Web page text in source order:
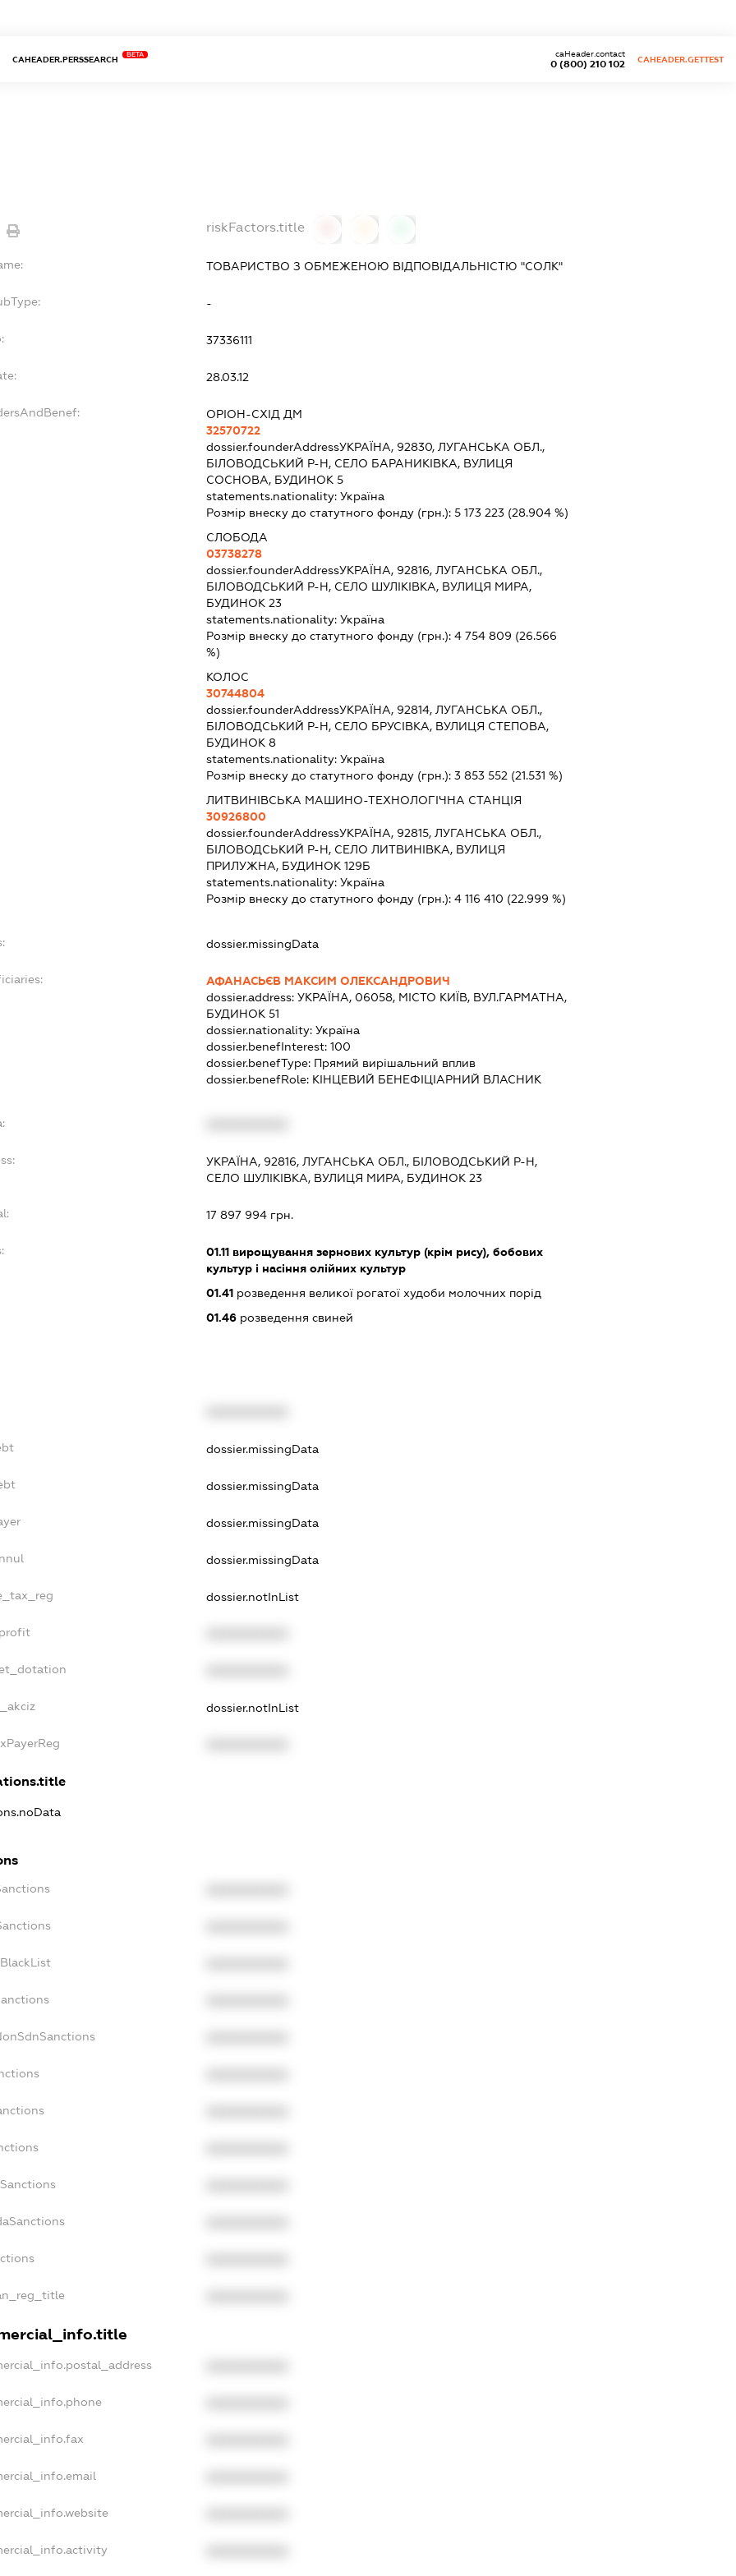
CAHEADER.PERSSEARCH
BETA
0 (800) 210 102
caHeader.contact
CAHEADER.GETTEST
riskFactors.title
ТОВАРИСТВО З ОБМЕЖЕНОЮ ВІДПОВІДАЛЬНІСТЮ "СОЛК"
-
37336111
28.03.12
ОРІОН-СХІД ДМ
32570722
dossier.founderAddressУКРАЇНА, 92830, ЛУГАНСЬКА ОБЛ.,
БІЛОВОДСЬКИЙ Р-Н, СЕЛО БАРАНИКІВКА, ВУЛИЦЯ
СОСНОВА, БУДИНОК 5
statements.nationality: Україна
Розмір внеску до статутного фонду (грн.): 5 173 223(28.904 %)
СЛОБОДА
03738278
dossier.founderAddressУКРАЇНА, 92816, ЛУГАНСЬКА ОБЛ.,
БІЛОВОДСЬКИЙ Р-Н, СЕЛО ШУЛІКІВКА, ВУЛИЦЯ МИРА,
БУДИНОК 23
statements.nationality: Україна
Розмір внеску до статутного фонду (грн.): 4 754 809 (26.566
%)
КОЛОС
30744804
dossier.founderAddressУКРАЇНА, 92814, ЛУГАНСЬКА ОБЛ.,
БІЛОВОДСЬКИЙ Р-Н, СЕЛО БРУСІВКА, ВУЛИЦЯ СТЕПОВА,
БУДИНОК 8
statements.nationality: Україна
Розмір внеску до статутного фонду (грн.): 3 853 552 (21.531 %)
ЛИТВИНІВСЬКА МАШИНО-ТЕХНОЛОГІЧНА СТАНЦІЯ
30926800
dossier.founderAddressУКРАЇНА, 92815, ЛУГАНСЬКА ОБЛ.,
БІЛОВОДСЬКИЙ Р-Н, СЕЛО ЛИТВИНІВКА, ВУЛИЦЯ
ПРИЛУЖНА, БУДИНОК 129Б
statements.nationality: Україна
Розмір внеску до статутного фонду (грн.): 4 116 410 (22.999 %)
dossier.missingData
АФАНАСЬЄВ МАКСИМ ОЛЕКСАНДРОВИЧ
dossier.address: УКРАЇНА, 06058, МІСТО КИЇВ, ВУЛ.ГАРМАТНА,
БУДИНОК 51
dossier.nationality: Україна
dossier.benefInterest: 100
dossier.benefType: Прямий вирішальний вплив
dossier.benefRole: КІНЦЕВИЙ БЕНЕФІЦІАРНИЙ ВЛАСНИК
УКРАЇНА, 92816, ЛУГАНСЬКА ОБЛ., БІЛОВОДСЬКИЙ Р-Н,
СЕЛО ШУЛІКІВКА, ВУЛИЦЯ МИРА, БУДИНОК 23
17 897 994 грн.
01.11вирощування зернових культур (крім рису), бобових
культур і насіння олійних культур
01.41розведення великої рогатої худоби молочних порід
01.46розведення свиней
dossier.missingData
dossier.missingData
dossier.missingData
dossier.missingData
dossier.notInList
dossier.notInList